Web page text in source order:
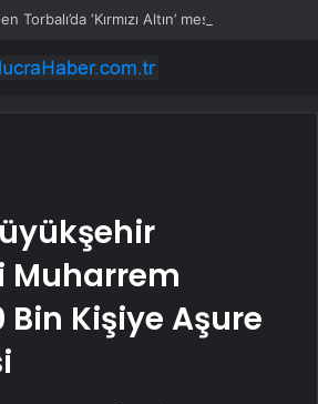
Torbalı’da ‘Kırmızı Altın’ mesaisi
Muharrem
Bin Kişiye Aşure